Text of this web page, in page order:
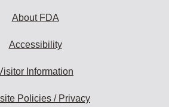
About FDA
Accessibility
Information
Policies / Privacy